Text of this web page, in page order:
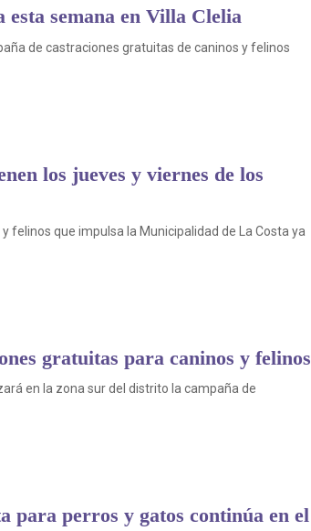
semana en Villa Clelia
de castraciones gratuitas de caninos y felinos
los jueves y viernes de los
felinos que impulsa la Municipalidad de La Costa ya
gratuitas para caninos y felinos
en la zona sur del distrito la campaña de
para perros y gatos continúa en el